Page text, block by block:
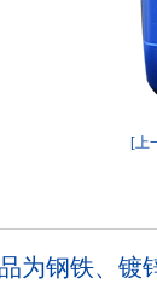
[上
为钢铁、镀